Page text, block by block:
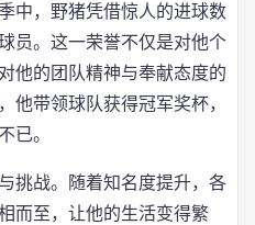
中，野猪凭借惊人的进球数
员。这一荣誉不仅是对他个
他的团队精神与奉献态度的
他带领球队获得冠军奖杯，
已。
挑战。随着知名度提升，各
而至，让他的生活变得繁